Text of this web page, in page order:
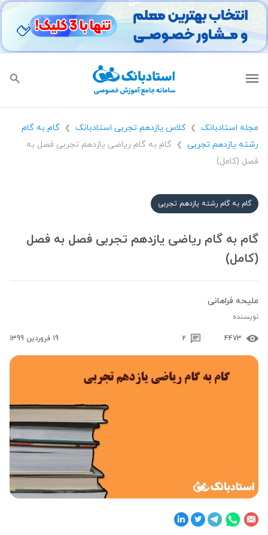
مجله استادبانک ❯ کلاس یازدهم تجربی استادبانک ❯
گام به گام
رشته یازدهم تجربی
❯
گام به گام ریاضی یازدهم تجربی فصل به
فصل (کامل)
گام به گام رشته یازدهم تجربی
گام به گام ریاضی یازدهم تجربی فصل به فصل
(کامل)
ملیحه فراهانی
نویسنده
4473
2 19 فروردین 1399